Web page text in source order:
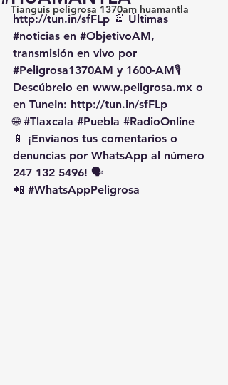
Tianguis peligrosa 1370am huamantla
http://tun.in/sfFLp 📰 Últimas
#noticias en #ObjetivoAM,
transmisión en vivo por
#Peligrosa1370AM y 1600-AM🎙️
Descúbrelo en www.peligrosa.mx o
en TuneIn: http://tun.in/sfFLp
🌐 #Tlaxcala #Puebla #RadioOnline
📱 ¡Envíanos tus comentarios o
denuncias por WhatsApp al número
247 132 5496! 🗣️
📲 #WhatsAppPeligrosa